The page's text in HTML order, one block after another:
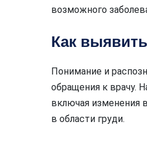
возможного
Как
Понимание и
обращения к врачу.
включая изменения
в области груди.